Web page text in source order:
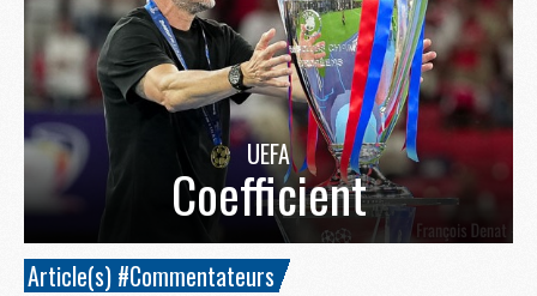
UEFA
Coefficient
Article(s) #Commentateurs